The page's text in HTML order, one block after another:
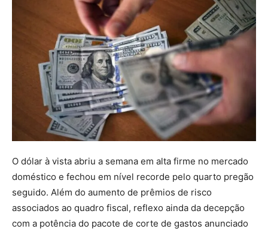
O dólar à vista abriu a semana em alta firme no mercado
doméstico e fechou em nível recorde pelo quarto pregão
seguido. Além do aumento de prêmios de risco
associados ao quadro fiscal, reflexo ainda da decepção
com a potência do pacote de corte de gastos anunciado